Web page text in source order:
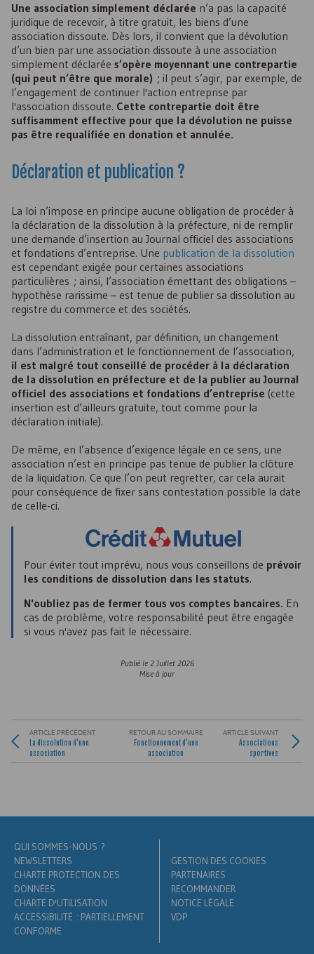
Une association simplement déclarée n’a pas la capacité
juridique de recevoir, à titre gratuit, les biens d’une
association dissoute. Dès lors, il convient que la dévolution
d’un bien par une association dissoute à une association
simplement déclarée s’opère moyennant une contrepartie
(qui peut n’être que morale) ; il peut s’agir, par exemple, de
l’engagement de continuer l'action entreprise par
l'association dissoute. Cette contrepartie doit être
suffisamment effective pour que la dévolution ne puisse
pas être requalifiée en donation et annulée.
Déclaration et publication ?
La loi n’impose en principe aucune obligation de procéder à
la déclaration de la dissolution à la préfecture, ni de remplir
une demande d’insertion au Journal officiel des associations
et fondations d’entreprise. Une publication de la dissolution
est cependant exigée pour certaines associations
particulières ; ainsi, l’association émettant des obligations –
hypothèse rarissime – est tenue de publier sa dissolution au
registre du commerce et des sociétés.
La dissolution entraînant, par définition, un changement
dans l’administration et le fonctionnement de l’association,
il est malgré tout conseillé de procéder à la déclaration
de la dissolution en préfecture et de la publier au Journal
officiel des associations et fondations d’entreprise (cette
insertion est d’ailleurs gratuite, tout comme pour la
déclaration initiale).
De même, en l’absence d’exigence légale en ce sens, une
association n’est en principe pas tenue de publier la clôture
de la liquidation. Ce que l’on peut regretter, car cela aurait
pour conséquence de fixer sans contestation possible la date
de celle-ci.
Pour éviter tout imprévu, nous vous conseillons de prévoir
les conditions de dissolution dans les statuts.
N'oubliez pas de fermer tous vos comptes bancaires. En
cas de problème, votre responsabilité peut être engagée
si vous n'avez pas fait le nécessaire.
Publié le 2 Juillet 2026
Mise à jour
ARTICLE PRÉCÉDENT
La dissolution d’une
association
RETOUR AU SOMMAIRE
Fonctionnement d’une
association
ARTICLE SUIVANT
Associations
sportives
QUI SOMMES-NOUS ?
NEWSLETTERS
CHARTE PROTECTION DES
DONNÉES
CHARTE D'UTILISATION
ACCESSIBILITÉ : PARTIELLEMENT
CONFORME
GESTION DES COOKIES
PARTENAIRES
RECOMMANDER
NOTICE LÉGALE
VDP